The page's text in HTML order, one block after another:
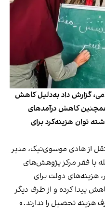
گزارش داد به‌دلیل کاهش
کاهش درآمدهای
توان هزینه‌کرد برای
از هادی موسوی‌نیک، مدیر
با فقر مرکز پژوهش‌های
۱۵ سال اخیر، هزینه‌های دولت برای
کشور ۱۲ درصد کاهش پیدا کرده و از طرف دیگر
هزینه تحصیل را ندارند.»